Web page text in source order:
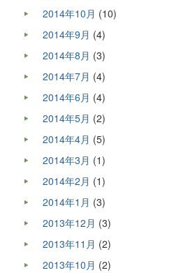
2014年10月 (10)
2014年9月 (4)
2014年8月 (3)
2014年7月 (4)
2014年6月 (4)
2014年5月 (2)
2014年4月 (5)
2014年3月 (1)
2014年2月 (1)
2014年1月 (3)
2013年12月 (3)
2013年11月 (2)
2013年10月 (2)